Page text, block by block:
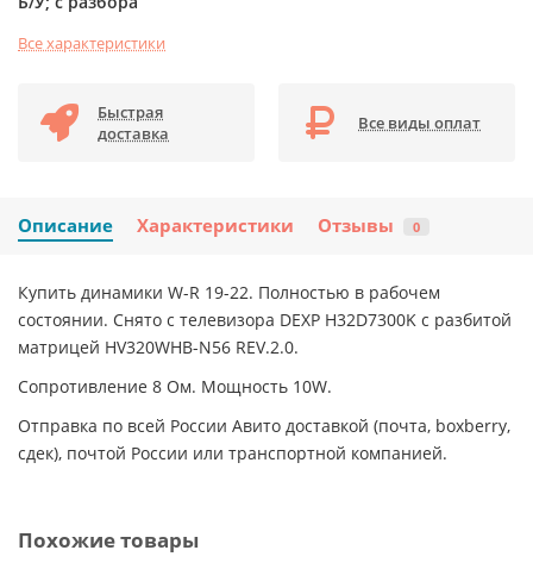
Все характеристики
Быстрая
доставка
Все виды оплат
Описание Характеристики Отзывы 0
Купить динамики W-R 19-22. Полностью в рабочем
состоянии. Снято с телевизора DEXP H32D7300K с разбитой
матрицей HV320WHB-N56 REV.2.0.
Сопротивление 8 Ом. Мощность 10W.
Отправка по всей России Авито доставкой (почта, boxberry,
сдек), почтой России или транспортной компанией.
Похожие товары